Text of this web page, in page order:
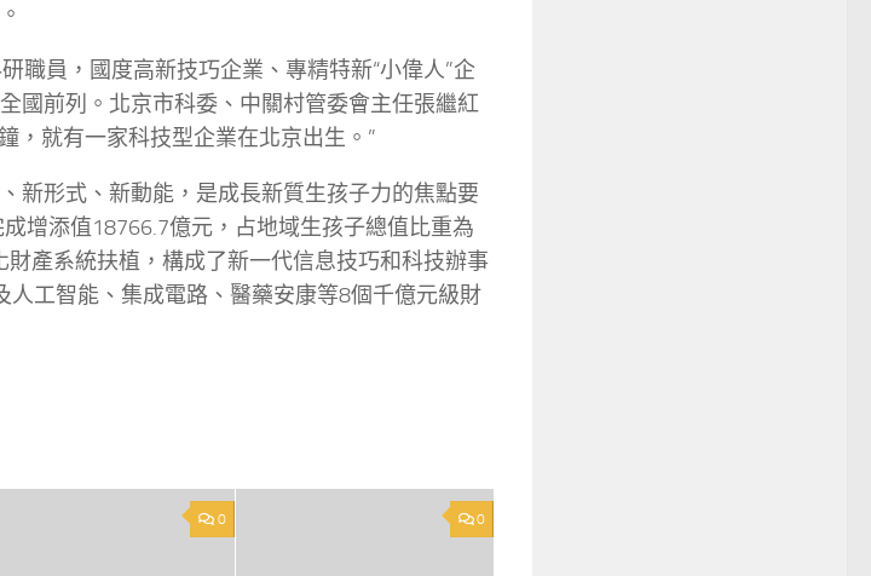
職員，國度高新技巧企業、專精特新“小偉人”企
國前列。北京市科委、中關村管委會主任張繼紅
，就有一家科技型企業在北京出生。”
新形式、新動能，是成長新質生孩子力的焦點要
增添值18766.7億元，占地域生孩子總值比重為
財產系統扶植，構成了新一代信息技巧和科技辦事
人工智能、集成電路、醫藥安康等8個千億元級財
0 0